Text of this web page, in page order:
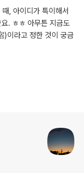
, 아이디가 특이해서
. ㅎㅎ 아무튼 지금도
)이라고 정한 것이 궁금